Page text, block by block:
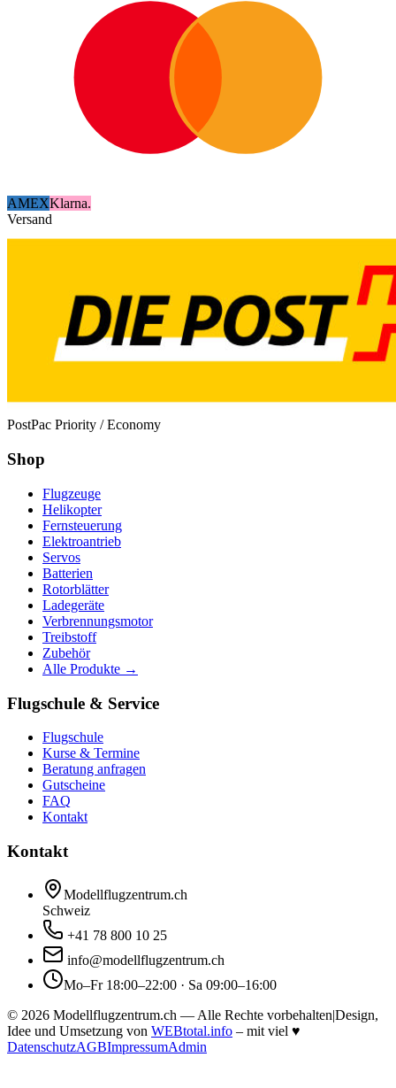
AMEXKlarna.
Versand
PostPac Priority / Economy
Shop
Flugzeuge
Helikopter
Fernsteuerung
Elektroantrieb
Servos
Batterien
Rotorblätter
Ladegeräte
Verbrennungsmotor
Treibstoff
Zubehör
Alle Produkte →
Flugschule & Service
Flugschule
Kurse & Termine
Beratung anfragen
Gutscheine
FAQ
Kontakt
Kontakt
Modellflugzentrum.ch
Schweiz
+41 78 800 10 25
info@modellflugzentrum.ch
Mo–Fr 18:00–22:00 · Sa 09:00–16:00
© 2026 Modellflugzentrum.ch — Alle Rechte vorbehalten|Design,
Idee und Umsetzung von WEBtotal.info – mit viel ♥
DatenschutzAGBImpressumAdmin